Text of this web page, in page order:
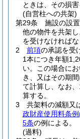
ときは、その損
(自営柱への共架)
第29条
施設の設
他の物件を共架
を受けなければな
2
前項の承認を受
1本につき年額
い。
この場合に
き、又はその期
て計算し、なお
算する。
3
共架料の減額又
政財産使用料条例
5条の例による。
(過料)